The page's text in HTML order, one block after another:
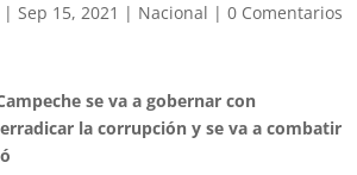
|Sep 15, 2021 | Nacional |0 Comentarios
se va a gobernar con
la corrupción y se va a combatir